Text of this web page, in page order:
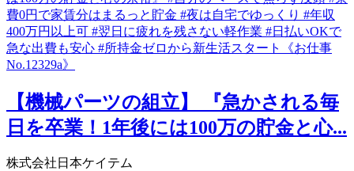
【機械パーツの組立】 『急かされる毎
日を卒業！1年後には100万の貯金と心...
株式会社日本ケイテム